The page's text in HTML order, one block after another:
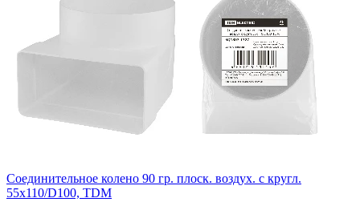
Соединительное колено 90 гр. плоск. воздух. с кругл.
55х110/D100, TDM